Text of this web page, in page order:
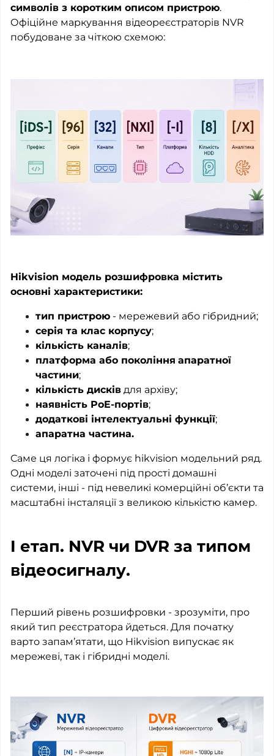
символів з коротким описом пристрою.
Офіційне маркування відеореєстраторів NVR
побудоване за чіткою схемою:
Hikvision модель розшифровка містить
основні характеристики:
тип пристрою - мережевий або гібридний;
серія та клас корпусу;
кількість каналів;
платформа або покоління апаратної
частини;
кількість дисків для архіву;
наявність PoE-портів;
додаткові інтелектуальні функції;
апаратна частина.
Саме ця логіка і формує hikvision модельний ряд.
Одні моделі заточені під прості домашні
системи, інші - під невеликі комерційні об’єкти та
масштабні інсталяції з великою кількістю камер.
I етап. NVR чи DVR за типом
відеосигналу.
Перший рівень розшифровки - зрозуміти, про
який тип реєстратора йдеться. Для початку
варто запам’ятати, що Hikvision випускає як
мережеві, так і гібридні моделі.